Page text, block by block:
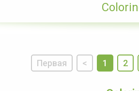
Первая < 1 2